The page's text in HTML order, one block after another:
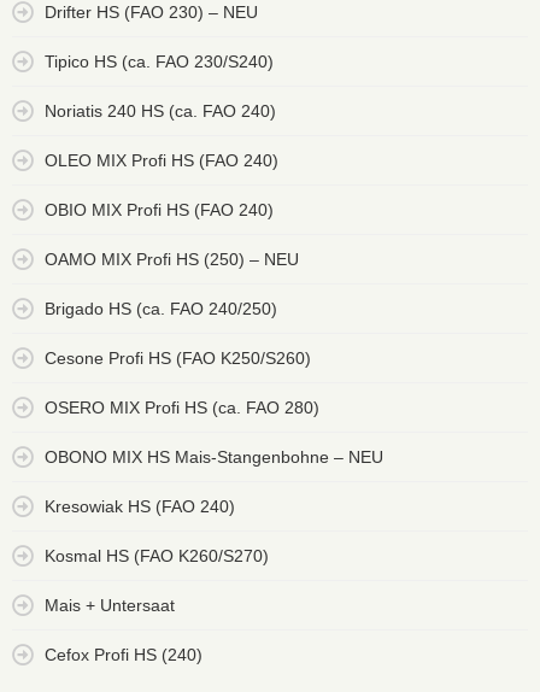
Drifter HS (FAO 230) – NEU
Tipico HS (ca. FAO 230/S240)
Noriatis 240 HS (ca. FAO 240)
OLEO MIX Profi HS (FAO 240)
OBIO MIX Profi HS (FAO 240)
OAMO MIX Profi HS (250) – NEU
Brigado HS (ca. FAO 240/250)
Cesone Profi HS (FAO K250/S260)
OSERO MIX Profi HS (ca. FAO 280)
OBONO MIX HS Mais-Stangenbohne – NEU
Kresowiak HS (FAO 240)
Kosmal HS (FAO K260/S270)
Mais + Untersaat
Cefox Profi HS (240)